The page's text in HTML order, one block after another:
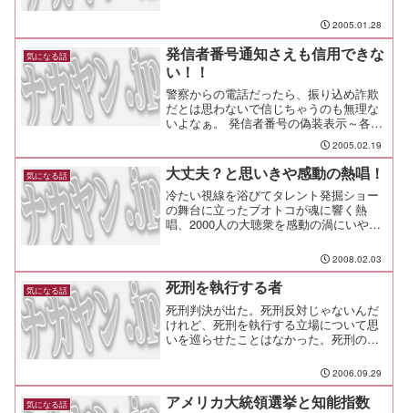
港する中部国際空港の愛称「セントレ
ア」にちなんだ名称で、同協議会は「新
市を全国や世界にアピ...
2005.01.28
気になる話
発信者番号通知さえも信用できな
い！！
警察からの電話だったら、振り込め詐欺
だとは思わないで信じちゃうのも無理な
いよなぁ。 発信者番号の偽装表示～各社
が対策進める 表示される番号は、必ずし
も正しいものとは限りませんくらいのア
ナウンスが必要になるんじゃないかと思
うんですけどね。 でも、 「 自社網
以外からの電話番号は偽装かどうかの区
別がつか...
2005.02.19
気になる話 大丈夫？と思いきや感動の熱唱！
冷たい視線を浴びてタレント発掘ショー
の舞台に立ったブオトコが魂に響く熱
唱、2000人の大聴衆を感動の渦にいやぁ
せたら鳥肌もんだな。下記に字幕付があ
ったので、こちらも追加。
2008.02.03
気になる話 死刑を執行する者
死刑判決が出た。死刑反対じゃないんだ
けれど、死刑を執行する立場について思
いを巡らせたことはなかった。死刑の現
うな立場 」 に立たされた時、仮にそ
の執行を自分の手に委ねられたら、死刑
を執行できるんだろうか。...
2006.09.29
気になる話 アメリカ大統領選挙と知能指数